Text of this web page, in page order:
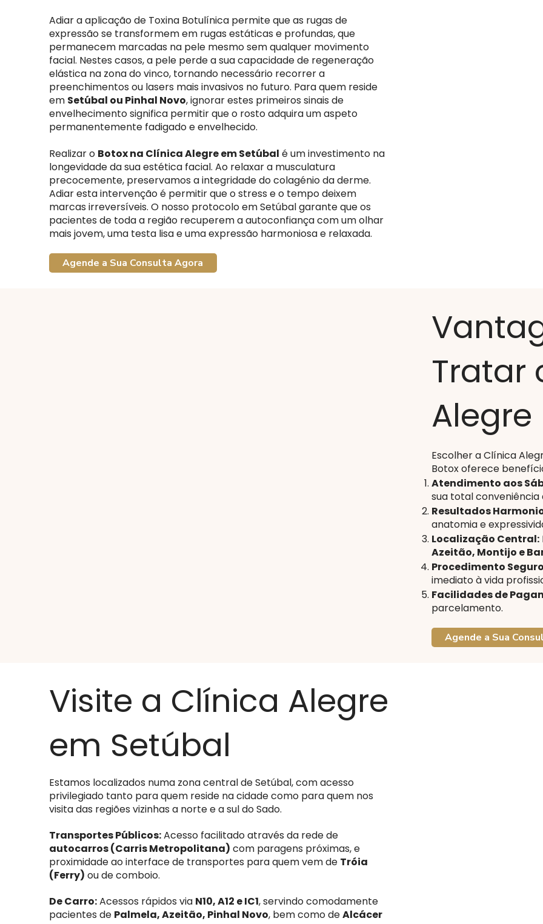
Adiar a aplicação de Toxina Botulínica permite que as rugas de
expressão se transformem em rugas estáticas e profundas, que
permanecem marcadas na pele mesmo sem qualquer movimento
facial. Nestes casos, a pele perde a sua capacidade de regeneração
elástica na zona do vinco, tornando necessário recorrer a
preenchimentos ou lasers mais invasivos no futuro. Para quem reside
em Setúbal ou Pinhal Novo, ignorar estes primeiros sinais de
envelhecimento significa permitir que o rosto adquira um aspeto
permanentemente fadigado e envelhecido.
Realizar o Botox na Clínica Alegre em Setúbal é um investimento na
longevidade da sua estética facial. Ao relaxar a musculatura
precocemente, preservamos a integridade do colagénio da derme.
Adiar esta intervenção é permitir que o stress e o tempo deixem
marcas irreversíveis. O nosso protocolo em Setúbal garante que os
pacientes de toda a região recuperem a autoconfiança com um olhar
mais jovem, uma testa lisa e uma expressão harmoniosa e relaxada.
Agende a Sua Consulta Agora
Tratar
Alegre
Escolher a Clínica
Botox oferece
Atendimento aos
sua total conveniência
Resultados
anatomia e
Localização Central:
Azeitão, Montijo e
Procedimento
imediato à vida
Facilidades de
parcelamento.
Agende a Sua
Visite a Clínica Alegre
em Setúbal
Estamos localizados numa zona central de Setúbal, com acesso
privilegiado tanto para quem reside na cidade como para quem nos
visita das regiões vizinhas a norte e a sul do Sado.
Transportes Públicos:Acesso facilitado através da rede de
autocarros (Carris Metropolitana) com paragens próximas, e
proximidade ao interface de transportes para quem vem de Tróia
(Ferry) ou de comboio.
De Carro:Acessos rápidos via N10, A12 e IC1, servindo comodamente
pacientes de Palmela, Azeitão, Pinhal Novo, bem como deAlcácer